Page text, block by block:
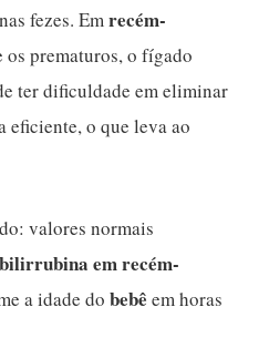
fezes. Emrecém-
os prematuros, o fígado
ter dificuldade em eliminar
eficiente, o que leva ao
valores normais
em recém-
a idade dobebê em horas